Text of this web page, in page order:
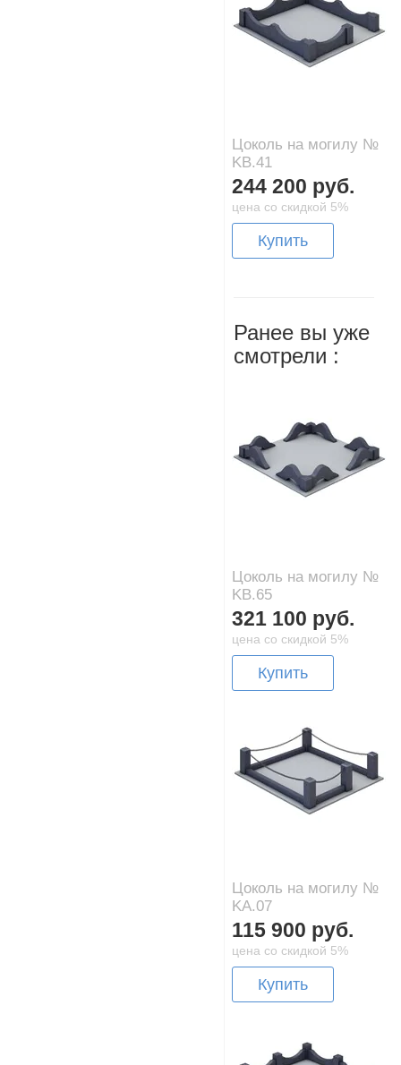
Цоколь на могилу №
KB.41
244 200 руб.
цена со скидкой 5%
Купить
Ранее вы уже
смотрели :
Цоколь на могилу №
KB.65
321 100 руб.
цена со скидкой 5%
Купить
Цоколь на могилу №
KA.07
115 900 руб.
цена со скидкой 5%
Купить